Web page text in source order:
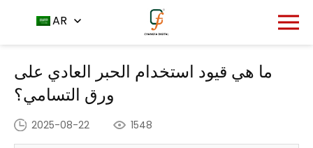
AR
الصفحة الرئيسية مركز الأخبار
ما هي قيود استخدام الحبر
ما هي قيود استخدام الحبر العادي على
ورق التسامي؟
2025-08-22 1548